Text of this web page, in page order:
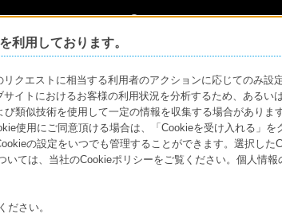
ソニーストア
利用しております。
クエストに相当する利用者のアクションに応じてのみ設
イトにおけるお客様の利用状況を分析するため、あるい
類似技術を使用して一定の情報を収集する場合がありま
使用にご同意頂ける場合は、「Cookieを受け入れる」
の設定をいつでも管理することができます。選択した
ては、当社のCookieポリシーをご覧ください。個人情
ださい。